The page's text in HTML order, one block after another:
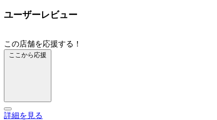
ユーザーレビュー
この店舗を応援する！
ここから応援
詳細を見る